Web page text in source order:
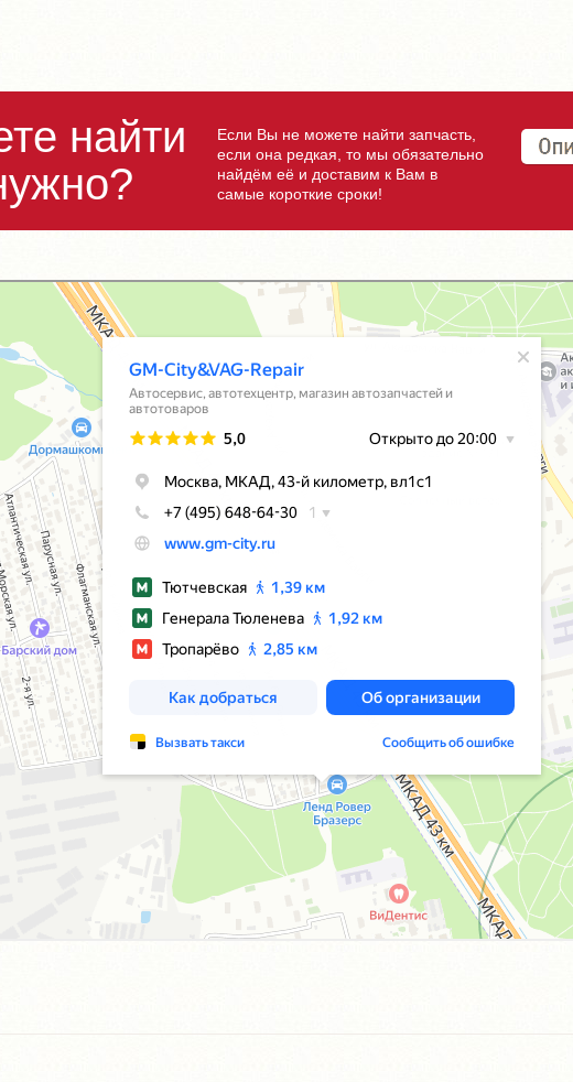
найти
Если Вы не можете найти запчасть,
если она редкая, то мы обязательно
найдём её и доставим к Вам в
самые короткие сроки!